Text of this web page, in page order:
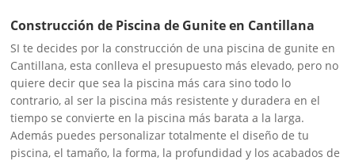
Construcción de Piscina de Gunite en Cantillana
SI te decides por la construcción de una piscina de gunite en
Cantillana, esta conlleva el presupuesto más elevado, pero no
quiere decir que sea la piscina más cara sino todo lo
contrario, al ser la piscina más resistente y duradera en el
tiempo se convierte en la piscina más barata a la larga.
Además puedes personalizar totalmente el diseño de tu
piscina, el tamaño, la forma, la profundidad y los acabados de